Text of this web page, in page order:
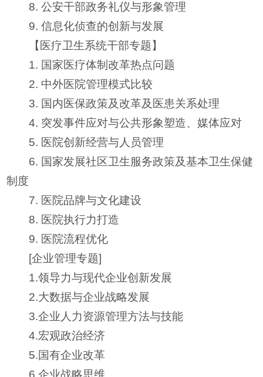
8. 公安干部政务礼仪与形象管理
9. 信息化侦查的创新与发展
【医疗卫生系统干部专题】
1. 国家医疗体制改革热点问题
2. 中外医院管理模式比较
3. 国内医保政策及改革及医患关系处理
4. 突发事件应对与公共形象塑造、媒体应对
5. 医院创新经营与人员管理
6. 国家发展社区卫生服务政策及基本卫生保健
制度
7. 医院品牌与文化建设
8. 医院执行力打造
9. 医院流程优化
[企业管理专题]
1.领导力与现代企业创新发展
2.大数据与企业战略发展
3.企业人力资源管理方法与技能
4.宏观政治经济
5.国有企业改革
6.企业战略思维